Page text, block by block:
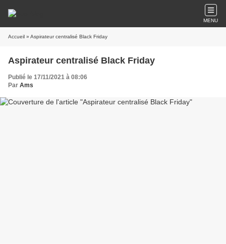
MENU
Accueil » Aspirateur centralisé Black Friday
Aspirateur centralisé Black Friday
Publié le 17/11/2021 à 08:06
Par Ams